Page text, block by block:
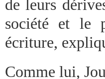
de leurs
société et le
écriture,
Comme lui,